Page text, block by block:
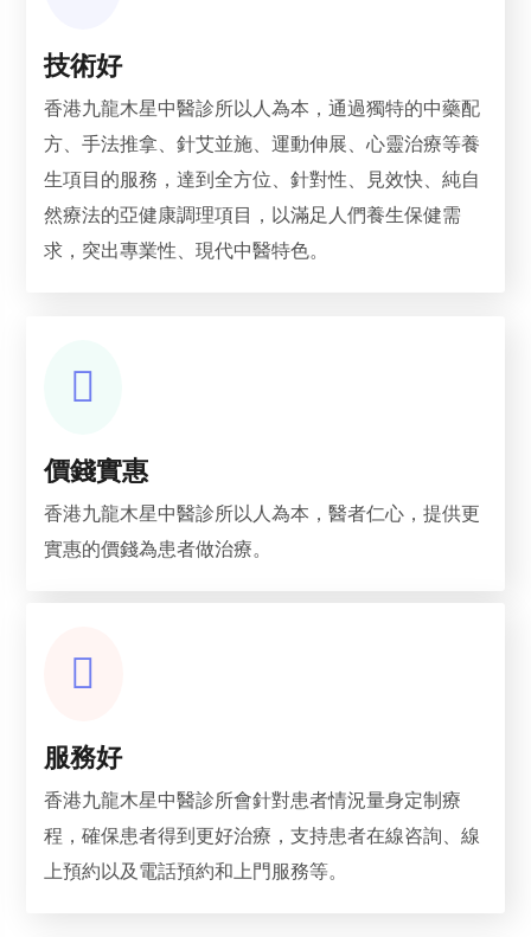
技術好
香港九龍木星中醫診所以人為本，通過獨特的中藥配
方、手法推拿、針艾並施、運動伸展、心靈治療等養
生項目的服務，達到全方位、針對性、見效快、純自
然療法的亞健康調理項目，以滿足人們養生保健需
求，突出專業性、現代中醫特色。
價錢實惠
香港九龍木星中醫診所以人為本，醫者仁心，提供更
實惠的價錢為患者做治療。
服務好
香港九龍木星中醫診所會針對患者情況量身定制療
程，確保患者得到更好治療，支持患者在線咨詢、線
上預約以及電話預約和上門服務等。